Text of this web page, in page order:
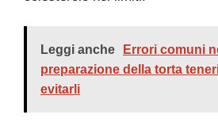
Leggi anche
Errori comuni
preparazione della torta
evitarli